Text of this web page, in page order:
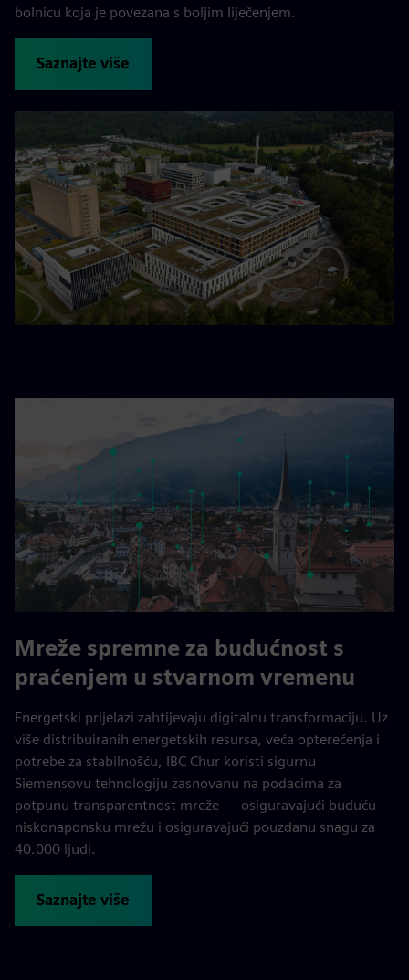
bolnicu koja je povezana s boljim liječenjem.
Saznajte više
Mreže spremne za budućnost s
praćenjem u stvarnom vremenu
Energetski prijelazi zahtijevaju digitalnu transformaciju. Uz
više distribuiranih energetskih resursa, veća opterećenja i
potrebe za stabilnošću, IBC Chur koristi sigurnu
Siemensovu tehnologiju zasnovanu na podacima za
potpunu transparentnost mreže — osiguravajući buduću
niskonaponsku mrežu i osiguravajući pouzdanu snagu za
40.000 ljudi.
Saznajte više